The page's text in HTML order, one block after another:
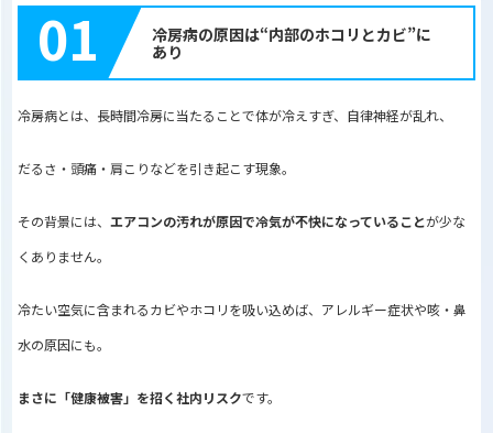
01
冷房病の原因は“内部のホコリとカビ”に
あり
冷房病とは、長時間冷房に当たることで体が冷えすぎ、自律神経が乱れ、
だるさ・頭痛・肩こりなどを引き起こす現象。
その背景には、エアコンの汚れが原因で冷気が不快になっていることが少な
くありません。
冷たい空気に含まれるカビやホコリを吸い込めば、アレルギー症状や咳・鼻
水の原因にも。
まさに「健康被害」を招く社内リスクです。